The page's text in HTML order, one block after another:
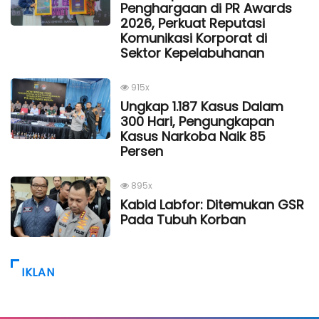
Penghargaan di PR Awards
2026, Perkuat Reputasi
Komunikasi Korporat di
Sektor Kepelabuhanan
915x
Ungkap 1.187 Kasus Dalam
300 Hari, Pengungkapan
Kasus Narkoba Naik 85
Persen
895x
Kabid Labfor: Ditemukan GSR
Pada Tubuh Korban
IKLAN